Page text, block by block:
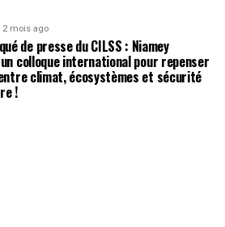
2 mois ago
de presse du CILSS : Niamey
colloque international pour repenser
climat, écosystèmes et sécurité
!